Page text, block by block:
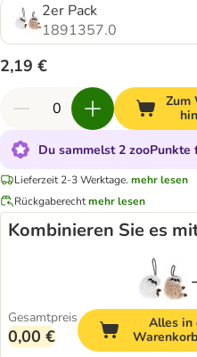
2er Pack
1891357.0
2,19 €
Zum
Du sammelst 2 zooPunkte
Lieferzeit 2-3 Werktage. mehr lesen
Rückgaberechtmehr lesen
Kombinieren Sie es
Gesamtpreis
0,00 €
Alles in